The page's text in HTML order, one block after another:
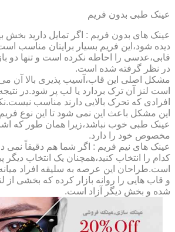
عینک طبی بدون فریم
عینک های بدون فریم : اگر تمایل دارید
دیده شود،این فریم بسیار برایتان مناسب
قابی،عدسی را احاطه نکرده است و تنها دو
در نظر گرفته شده است.
مشکل اصلی این قاب،آسیب پذیری بالا آن
است لنز آن ترک بردارد یا لب پر شود.در
افرادی که تحرک بالایی دارند مناسب
این مشکل باعث این نمی شود تا این نوع
عینک طبی خوب نباشد،زیرا همان طور که
مخصوص خود را دارد.
عینک های نیم فریم : اگر شما هم دقیقاً نمی
کدام را انتخاب کنید،همچنان یک انتخاب
است.طراحان این عرصه به سلیقه افراد میانه
و قاب هایی را روانه بازار کرده که بخشی از
شده و بخش دیگر آزاد است.